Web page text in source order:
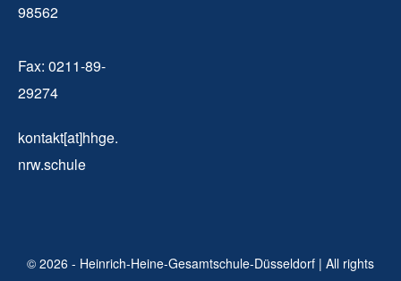
98562
Fax: 0211-89-
29274
kontakt[at]hhge.
nrw.schule
© 2026 - Heinrich-Heine-Gesamtschule-Düsseldorf | All rights